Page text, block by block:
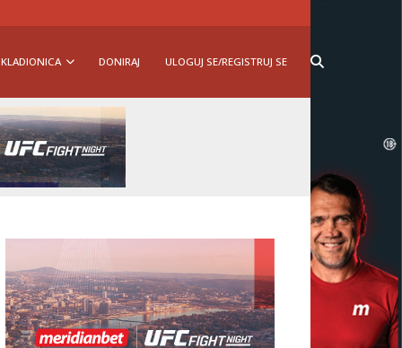
KLADIONICA DONIRAJ ULOGUJ SE/REGISTRUJ SE